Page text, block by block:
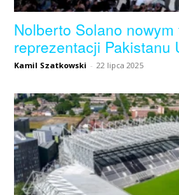
Nolberto Solano nowym
reprezentacji Pakistanu
Kamil Szatkowski - 22 lipca 2025